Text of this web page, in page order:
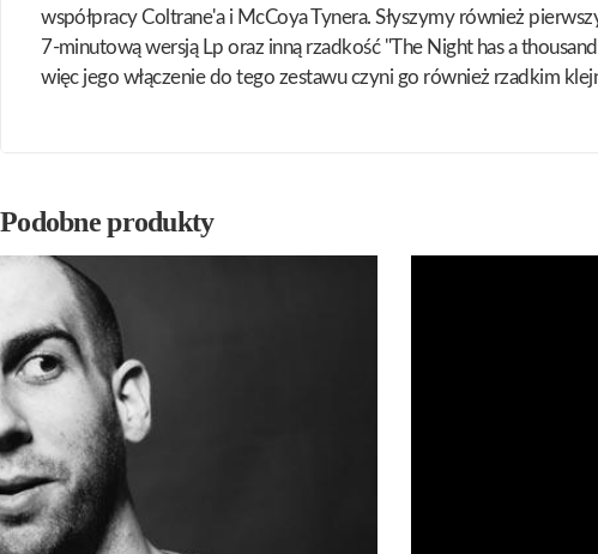
współpracy Coltrane'a i McCoya Tynera. Słyszymy również
7-minutową wersją Lp oraz inną rzadkość "The Night has a
więc jego włączenie do tego zestawu czyni go również rzadkim
Podobne produkty